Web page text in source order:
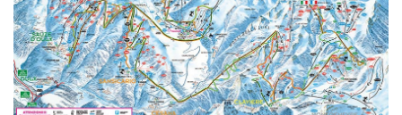
Ischgl fra DKK 7.095
St. Anton fra DKK 7.245
Zell am See fra DKK 4.095
Livigno fra DKK 4.145
Canazei fra DKK 4.745
Ponte di Legno fra DKK 4.745